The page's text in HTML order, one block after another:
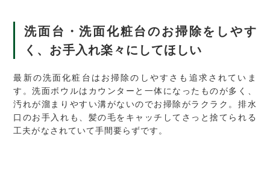
洗面台・洗面化粧台のお掃除をしやす
く、お手入れ楽々にしてほしい
最新の洗面化粧台はお掃除のしやすさも追求されていま
す。洗面ボウルはカウンターと一体になったものが多く、
汚れが溜まりやすい溝がないのでお掃除がラクラク。排水
口のお手入れも、髪の毛をキャッチしてさっと捨てられる
工夫がなされていて手間要らずです。